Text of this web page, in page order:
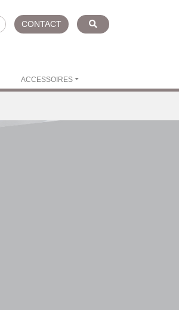
CONTACT
ACCESSOIRES